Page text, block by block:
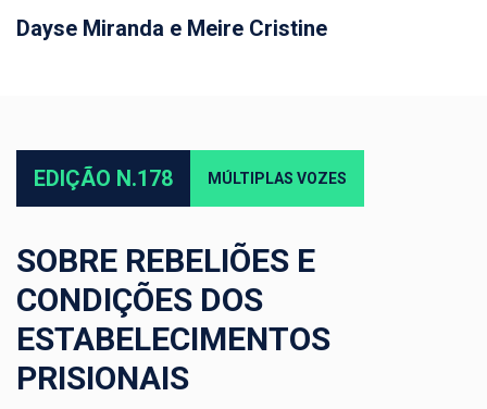
Dayse Miranda e Meire Cristine
EDIÇÃO N.178 MÚLTIPLAS VOZES
SOBRE REBELIÕES E
CONDIÇÕES DOS
ESTABELECIMENTOS
PRISIONAIS